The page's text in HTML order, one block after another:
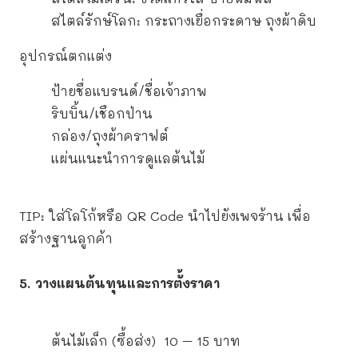
สไตล์รักษ์โลก: กระถางเยื่อกระดาษ ถุงผ้าดิบ
อุปกรณ์ตกแต่ง
ป้ายชื่อแบรนด์/ชื่อเจ้าภาพ
ริบบิ้น/เชือกป่าน
กล่อง/ถุงผ้าคราฟต์
แผ่นแนะนำการดูแลต้นไม้
TIP: ใส่โลโก้หรือ QR Code นำไปยังเพจร้าน เพื่อ
สร้างฐานลูกค้า
5. วางแผนต้นทุนและการตั้งราคา
ต้นไม้เล็ก (ซื้อส่ง) 10 – 15 บาท